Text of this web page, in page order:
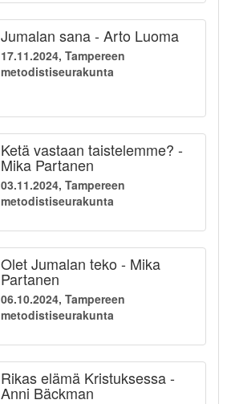
Jumalan sana - Arto Luoma
17.11.2024, Tampereen
metodistiseurakunta
Ketä vastaan taistelemme? -
Mika Partanen
03.11.2024, Tampereen
metodistiseurakunta
Olet Jumalan teko - Mika
Partanen
06.10.2024, Tampereen
metodistiseurakunta
Rikas elämä Kristuksessa -
Anni Bäckman